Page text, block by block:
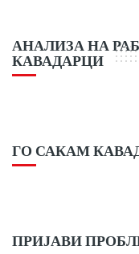
АНАЛИЗА НА
КАВАДАРЦИ
ГО САКАМ
ПРИЈАВИ